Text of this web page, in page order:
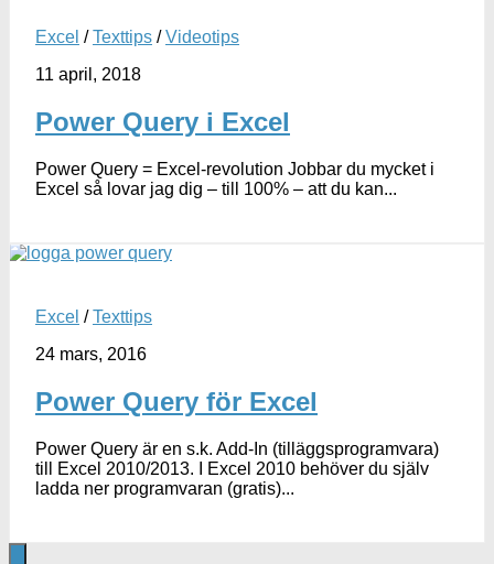
Excel /Texttips /Videotips
11 april, 2018
Power Query i Excel
Power Query = Excel-revolution Jobbar du mycket i
Excel så lovar jag dig – till 100% – att du kan...
Excel /Texttips
24 mars, 2016
Power Query för Excel
Power Query är en s.k. Add-In (tilläggsprogramvara)
till Excel 2010/2013. I Excel 2010 behöver du själv
ladda ner programvaran (gratis)...